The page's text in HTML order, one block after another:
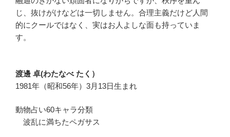
じ、抜けがけなどは一切しません。合理主義だけど人間
的にクールではなく、実はお人よしな面も持っていま
す。
渡邊 卓(わたなべ たく）
1981年（昭和56年）3月13日生まれ
動物占い60キャラ分類
波乱に満ちたペガサス